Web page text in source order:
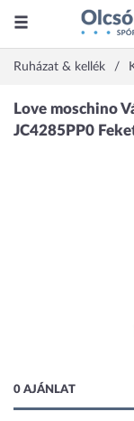
Ruházat & kellék
0 AJÁNLAT